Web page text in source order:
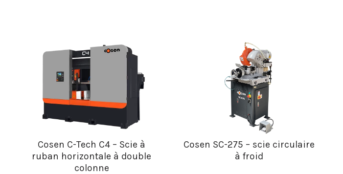
Cosen C-Tech C4 – Scie à
ruban horizontale à double
colonne
Cosen SC-275 – scie circulaire
à froid